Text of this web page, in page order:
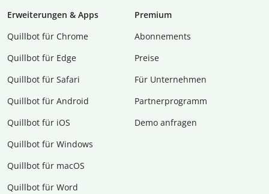
Erweiterungen & Apps
Quillbot für Chrome
Quillbot für Edge
Quillbot für Safari
Quillbot für Android
Quillbot für iOS
Quillbot für Windows
Quillbot für macOS
Quillbot für Word
Premium
Abon­ne­ments
Preise
Für Unternehmen
Partnerprogramm
Demo anfragen